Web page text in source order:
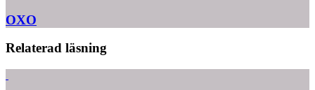
OXO
Relaterad läsning